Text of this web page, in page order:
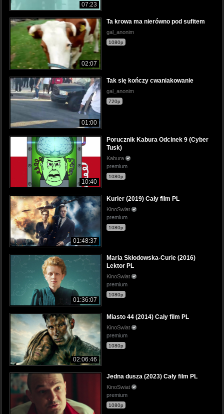
07:23
02:07
Ta krowa ma nierówno pod sufitem
gal_anonim
1080p
01:00
Tak się kończy cwaniakowanie
gal_anonim
720p
10:40
Porucznik Kabura Odcinek 9 (Cyber
Tusk)
Kabura
premium
1080p
01:48:37
Kurier (2019) Cały film PL
KinoSwiat
premium
1080p
01:36:07
Maria Skłodowska-Curie (2016)
Lektor PL
KinoSwiat
premium
1080p
02:06:46
Miasto 44 (2014) Cały film PL
KinoSwiat
premium
1080p
Jedna dusza (2023) Cały film PL
KinoSwiat
premium
1080p